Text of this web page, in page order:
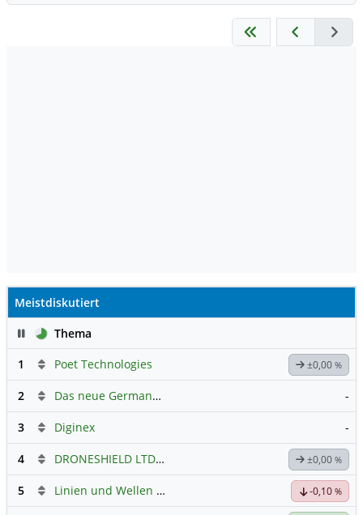
Meistdiskutiert
PauseThema
1
Poet Technologies ±0,00 %
2 Das neue Germany 40 Prognose Forum -
3 Diginex -
4 DRONESHIELD LTDHauptdiskussion ±0,00 %
5 Linien und Wellen Austausch Forum -0,10 %